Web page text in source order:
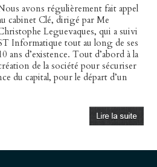
avons régulièrement fait appel
cabinet Clé, dirigé par Me
Leguevaques, qui a suivi
Informatique tout au long de ses
ans d’existence. Tout d’abord à la
de la société pour sécuriser
du capital, pour le départ d’un